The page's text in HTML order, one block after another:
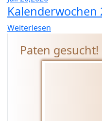
Kalenderwochen
Weiterlesen
Paten gesucht!